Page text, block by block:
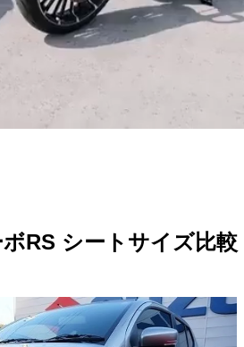
RS シートサイズ比較